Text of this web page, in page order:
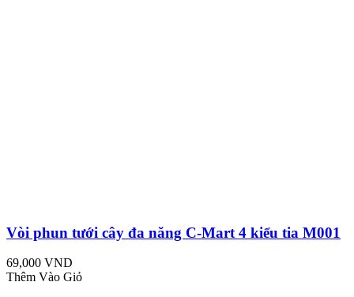
Vòi phun tưới cây đa năng C-Mart 4 kiểu tia M001
69,000 VND
Thêm Vào Giỏ